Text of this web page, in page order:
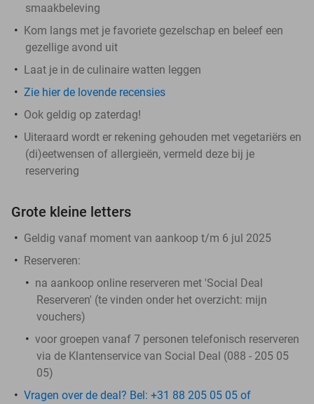
smaakbeleving
Kom langs met je favoriete gezelschap en beleef een
gezellige avond uit
Laat je in de culinaire watten leggen
Zie hier de lovende recensies
Ook geldig op zaterdag!
Uiteraard wordt er rekening gehouden met vegetariërs en
(di)eetwensen of allergieën, vermeld deze bij je
reservering
Grote kleine letters
Geldig vanaf moment van aankoop t/m 6 jul 2025
Reserveren:
na aankoop online reserveren met 'Social Deal
Reserveren' (te vinden onder het overzicht: mijn
vouchers)
voor groepen vanaf 7 personen telefonisch reserveren
via de Klantenservice van Social Deal (088 - 205 05
05)
Vragen over de deal? Bel: +31 88 205 05 05 of